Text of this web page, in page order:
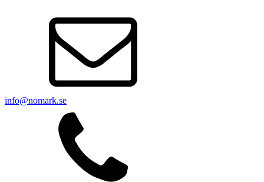
info@nomark.se